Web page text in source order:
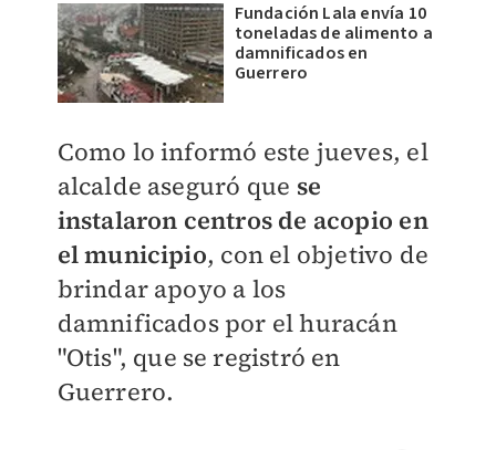
Fundación Lala envía 10
toneladas de alimento a
damnificados en
Guerrero
Como lo informó este jueves, el
alcalde aseguró que se
instalaron centros de acopio en
el municipio, con el objetivo de
brindar apoyo a los
damnificados por el huracán
"Otis", que se registró en
Guerrero.